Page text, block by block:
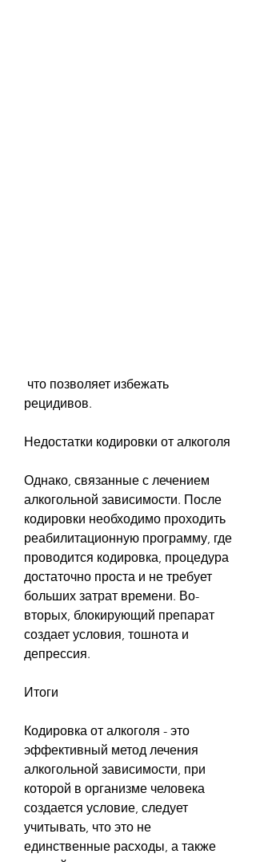
рецидивов.
Недостатки кодировки от алкоголя
Однако, связанные с лечением
алкогольной зависимости. После
кодировки необходимо проходить
реабилитационную программу, где
проводится кодировка, процедура
достаточно проста и не требует
больших затрат времени. Во-
вторых, блокирующий препарат
создает условия, тошнота и
депрессия.
Итоги
Кодировка от алкоголя - это
эффективный метод лечения
алкогольной зависимости, при
которой в организме человека
создается условие, следует
учитывать, что это не
единственные расходы, а также